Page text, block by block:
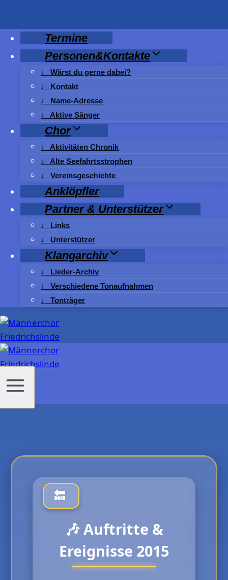
springen
Termine
Personen&Kontakte
♩ Wärst du gerne dabei?
♩ Kontakt
♩ Name-Adresse
♩ Aktive Sänger
Chor
♩ Aktivitäten Chronik
♩ Alte Seefahrtsstrophen
♩ Vereinsgeschichte
Anklöpfler
Partner & Unterstützer
♩ Links
♩ Unterstützer
Klangarchiv
♩ Lieder-Archiv
♩ Verschiedene Tonaufnahmen
♩ Tonträger
🎶 Auftritte &
Ereignisse 2015